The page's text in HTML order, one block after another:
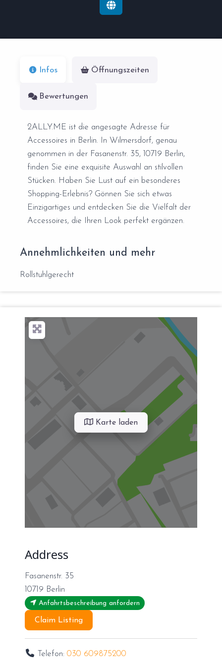
Infos Öffnungszeiten
Bewertungen
2ALLY.ME ist die angesagte Adresse für
Accessoires in Berlin. In Wilmersdorf, genau
genommen in der Fasanenstr. 35, 10719 Berlin,
finden Sie eine exquisite Auswahl an stilvollen
Stücken. Haben Sie Lust auf ein besonderes
Shopping-Erlebnis? Gönnen Sie sich etwas
Einzigartiges und entdecken Sie die Vielfalt der
Accessoires, die Ihren Look perfekt ergänzen.
Annehmlichkeiten und mehr
Rollstuhlgerecht
Karte laden
Address
Fasanenstr. 35
10719 Berlin
Anfahrtsbeschreibung anfordern
Claim Listing
Telefon:030 609875200